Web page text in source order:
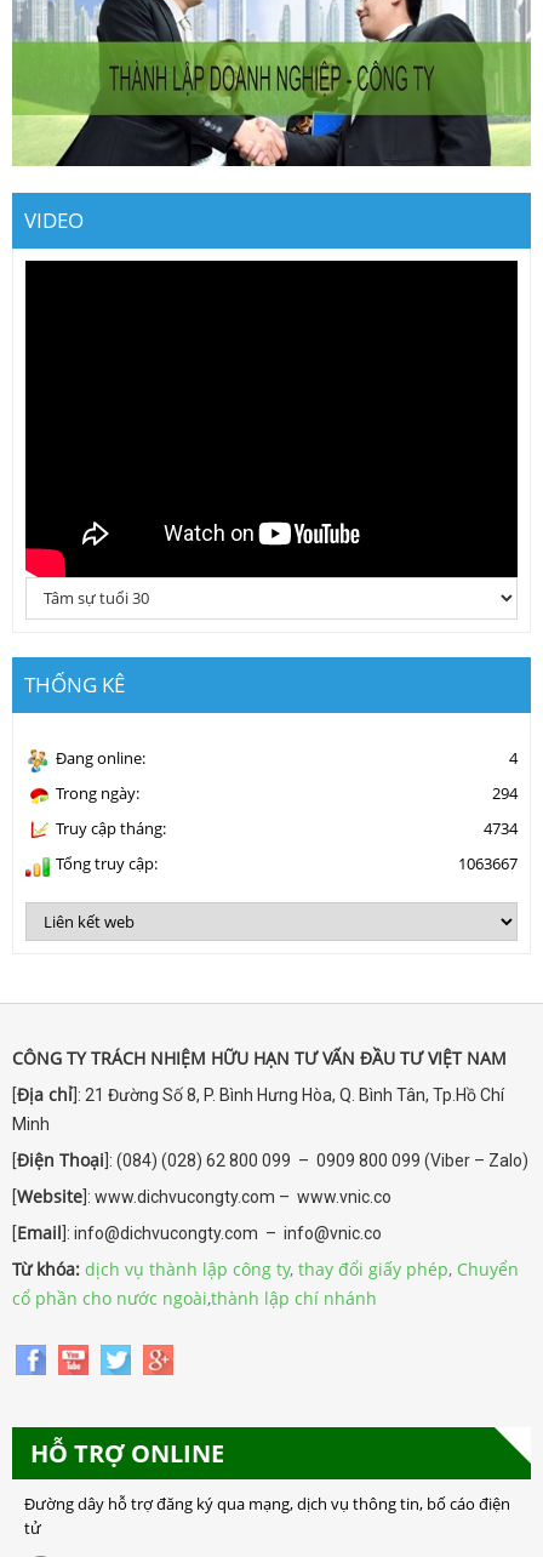
VIDEO
THỐNG KÊ
Đang online:
4
Trong ngày:
294
Truy cập tháng:
4734
Tổng truy cập:
1063667
CÔNG TY TRÁCH NHIỆM HỮU HẠN TƯ VẤN ĐẦU TƯ VIỆT NAM
[Địa chỉ]: 21 Đường Số 8, P. Bình Hưng Hòa, Q. Bình Tân, Tp.Hồ Chí
Minh
[Điện Thoại]: (084) (028) 62 800 099 – 0909 800 099 (Viber – Zalo)
[Website]: www.dichvucongty.com – www.vnic.co
[Email]: info@dichvucongty.com – info@vnic.co
Từ khóa: dịch vụ thành lập công ty, thay đổi giấy phép, Chuyển
cổ phần cho nước ngoài,thành lập chí nhánh
HỖ TRỢ ONLINE
Đường dây hỗ trợ đăng ký qua mạng, dịch vụ thông tin, bố cáo điện
tử